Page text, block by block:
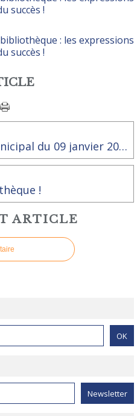
Réunion de Conseil Municipal du 09 janvier 2018
!
ARTICLE